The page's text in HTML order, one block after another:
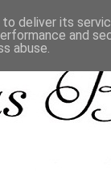
deliver its
and
abuse.